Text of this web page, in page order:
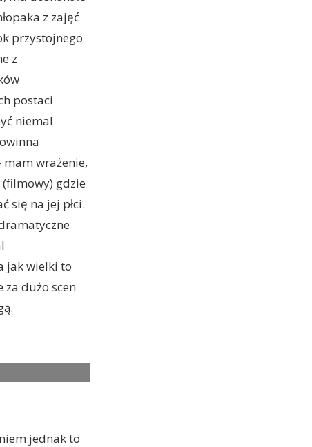
z zajęć
przystojnego
z
postaci
niemal
mam wrażenie,
gdzie
się na jej płci.
jak wielki to
dużo scen
jednak to